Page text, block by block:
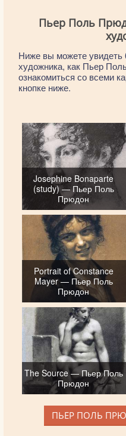
Пьер Поль
Ниже вы можете увидеть
художника, как Пьер
ознакомиться со всеми
кнопке ниже.
Josephine Bonaparte
(study) — Пьер Поль
Прюдон
Portrait of Constance
Mayer — Пьер Поль
Прюдон
The Source — Пьер Поль
Прюдон
ПЬЕР ПОЛЬ